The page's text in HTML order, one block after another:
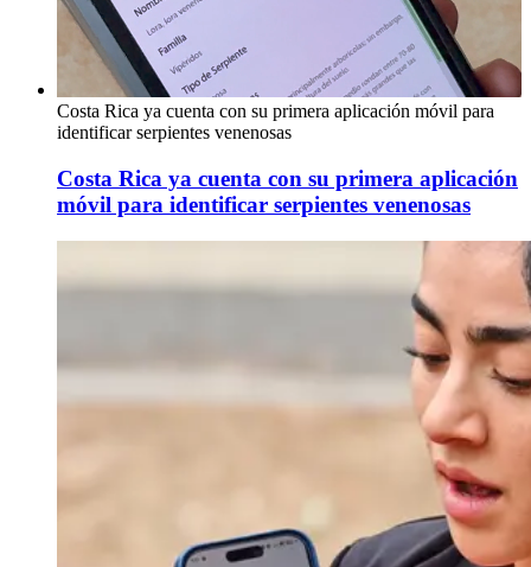
Costa Rica ya cuenta con su primera aplicación móvil para
identificar serpientes venenosas
Costa Rica ya cuenta con su primera aplicación
móvil para identificar serpientes venenosas